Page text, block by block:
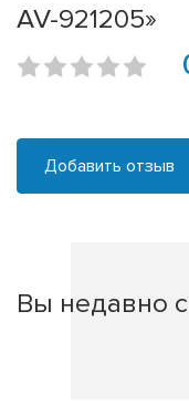
AV-921205»
Добавить отзыв
Вы недавно